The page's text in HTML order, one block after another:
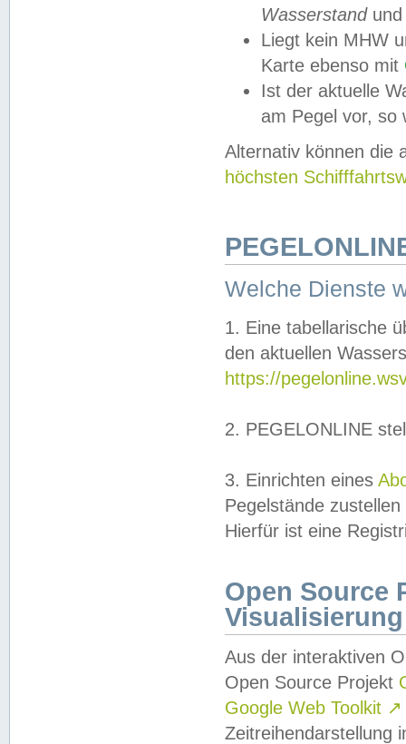
Wasserstandund
Liegt kein MHW
Karte ebenso mit
Ist der aktuelle
am Pegel vor,
Alternativ können die
höchsten
Welche Dienste
1. Eine tabellarische
den aktuellen
https://
2. PEGELONLINE
3. Einrichten eines
Pegelstände
Hierfür ist eine
Open Source
Visualisierung
Aus der interaktiven
Open Source Projekt
Google Web Toolkit ↗
Zeitreihendarstellung